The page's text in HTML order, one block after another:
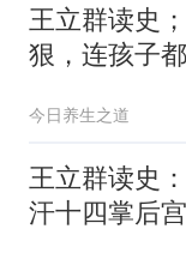
王立群读史
狠，连孩子
有仇人
今日养生之道
王立群读史
汗十四掌后